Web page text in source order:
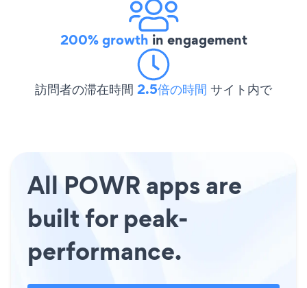
200% growth in engagement
訪問者の滞在時間 2.5倍の時間 サイト内で
All POWR apps are
built for peak-
performance.